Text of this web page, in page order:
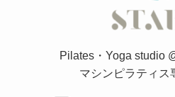
Pilates・Yoga studio
マシンピラティス